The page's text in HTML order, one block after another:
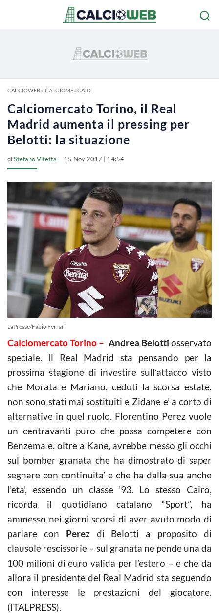
CALCIOWEB» CALCIOMERCATO
Calciomercato Torino, il Real
Madrid aumenta il pressing per
Belotti: la situazione
diStefano Vitetta 15 Nov 2017 | 14:54
LaPresse/Fabio Ferrari
Calciomercato Torino – Andrea Belotti osservato
speciale. Il Real Madrid sta pensando per la
prossima stagione di investire sull’attacco visto
che Morata e Mariano, ceduti la scorsa estate,
non sono stati mai sostituiti e Zidane e’ a corto di
alternative in quel ruolo. Florentino Perez vuole
un centravanti puro che possa competere con
Benzema e, oltre a Kane, avrebbe messo gli occhi
sul bomber granata che ha dimostrato di saper
segnare con continuita’ e che ha dalla sua anche
l’eta’, essendo un classe ’93. Lo stesso Cairo,
ricorda il quotidiano catalano “Sport”, ha
ammesso nei giorni scorsi di aver avuto modo di
parlare con Perezdi Belotti a proposito di
clausole rescissorie – sul granata ne pende una da
100 milioni di euro valida per l’estero – e che da
allora il presidente del Real Madrid sta seguendo
con interesse le prestazioni del giocatore.
(ITALPRESS).